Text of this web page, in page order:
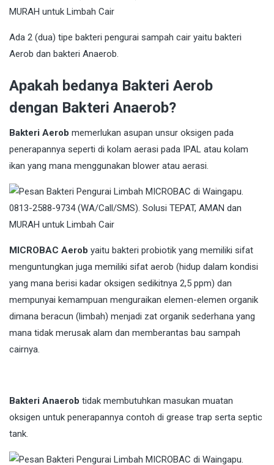
Ada 2 (dua) tipe bakteri pengurai sampah cair yaitu bakteri
Aerob dan bakteri Anaerob.
Apakah bedanya Bakteri Aerob
dengan Bakteri Anaerob?
Bakteri Aerob memerlukan asupan unsur oksigen pada
penerapannya seperti di kolam aerasi pada IPAL atau kolam
ikan yang mana menggunakan blower atau aerasi.
MICROBAC Aerob yaitu bakteri probiotik yang memiliki sifat
menguntungkan juga memiliki sifat aerob (hidup dalam kondisi
yang mana berisi kadar oksigen sedikitnya 2,5 ppm) dan
mempunyai kemampuan menguraikan elemen-elemen organik
dimana beracun (limbah) menjadi zat organik sederhana yang
mana tidak merusak alam dan memberantas bau sampah
cairnya.
Bakteri Anaerob tidak membutuhkan masukan muatan
oksigen untuk penerapannya contoh di grease trap serta septic
tank.